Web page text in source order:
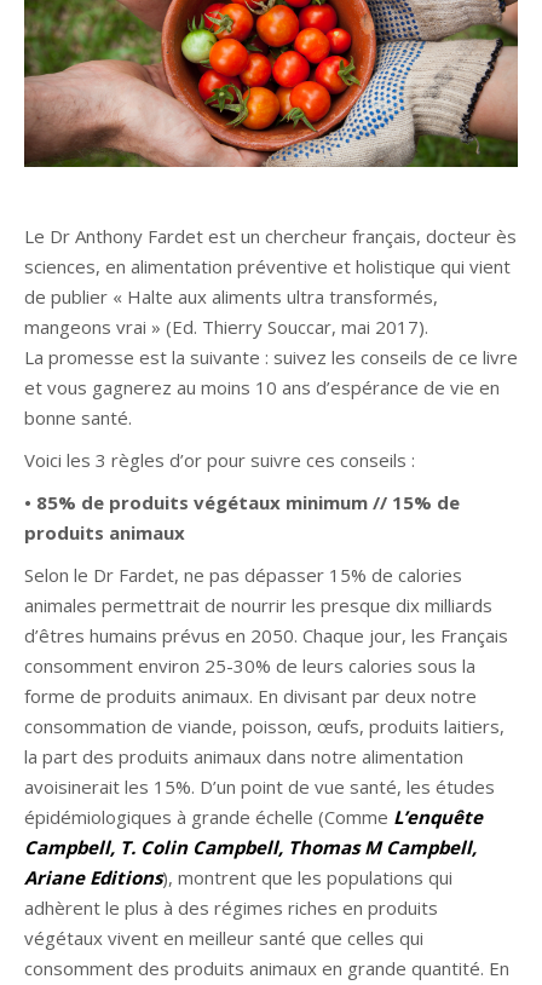
Le Dr Anthony Fardet est un chercheur français, docteur ès
sciences, en alimentation préventive et holistique qui vient
de publier « Halte aux aliments ultra transformés,
mangeons vrai » (Ed. Thierry Souccar, mai 2017).
La promesse est la suivante : suivez les conseils de ce livre
et vous gagnerez au moins 10 ans d’espérance de vie en
bonne santé.
Voici les 3 règles d’or pour suivre ces conseils :
• 85% de produits végétaux minimum // 15% de
produits animaux
Selon le Dr Fardet, ne pas dépasser 15% de calories
animales permettrait de nourrir les presque dix milliards
d’êtres humains prévus en 2050. Chaque jour, les Français
consomment environ 25-30% de leurs calories sous la
forme de produits animaux. En divisant par deux notre
consommation de viande, poisson, œufs, produits laitiers,
la part des produits animaux dans notre alimentation
avoisinerait les 15%. D’un point de vue santé, les études
épidémiologiques à grande échelle (Comme L’enquête
Campbell, T. Colin Campbell, Thomas M Campbell,
Ariane Editions), montrent que les populations qui
adhèrent le plus à des régimes riches en produits
végétaux vivent en meilleur santé que celles qui
consomment des produits animaux en grande quantité. En